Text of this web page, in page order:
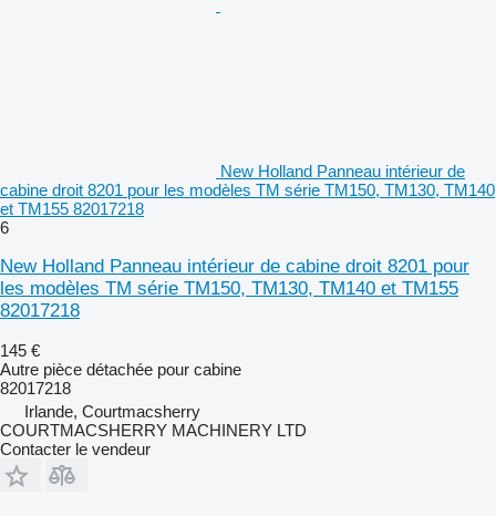
New Holland Panneau intérieur de
cabine droit 8201 pour les modèles TM série TM150, TM130, TM140
et TM155 82017218
6
New Holland Panneau intérieur de cabine droit 8201 pour
les modèles TM série TM150, TM130, TM140 et TM155
82017218
145 €
Autre pièce détachée pour cabine
82017218
Irlande, Courtmacsherry
COURTMACSHERRY MACHINERY LTD
Contacter le vendeur